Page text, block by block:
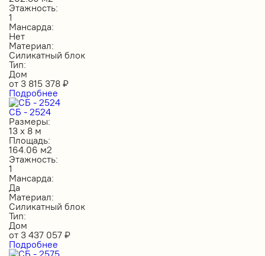
Этажность:
1
Мансарда:
Нет
Материал:
Силикатный блок
Тип:
Дом
от 3 815 378 ₽
Подробнее
СБ - 2524
Размеры:
13 х 8 м
Площадь:
164.06 м2
Этажность:
1
Мансарда:
Да
Материал:
Силикатный блок
Тип:
Дом
от 3 437 057 ₽
Подробнее